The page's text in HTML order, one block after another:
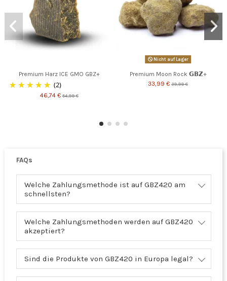
Premium Harz ICE GMO GBZ+
(2)
46,74 €54,99 €
Nicht auf Lager
Premium Moon Rock 𝗚𝗕𝗭+
33,99 € 39,99 €
FAQs
Welche Zahlungsmethode ist auf GBZ420 am
schnellsten?
Welche Zahlungsmethoden werden auf GBZ420
akzeptiert?
Sind die Produkte von GBZ420 in Europa legal?